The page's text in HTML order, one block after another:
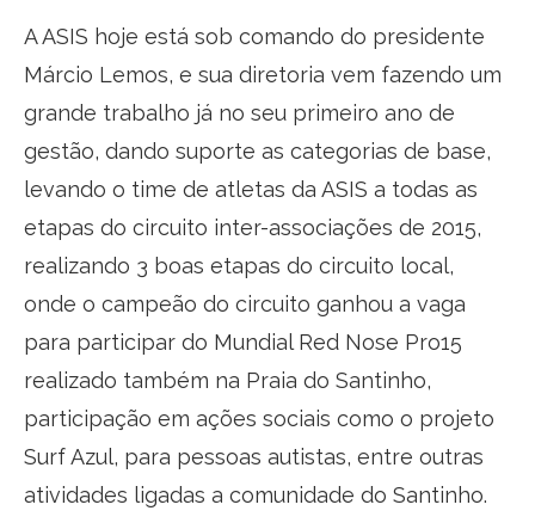
A ASIS hoje está sob comando do presidente
Márcio Lemos, e sua diretoria vem fazendo um
grande trabalho já no seu primeiro ano de
gestão, dando suporte as categorias de base,
levando o time de atletas da ASIS a todas as
etapas do circuito inter-associações de 2015,
realizando 3 boas etapas do circuito local,
onde o campeão do circuito ganhou a vaga
para participar do Mundial Red Nose Pro15
realizado também na Praia do Santinho,
participação em ações sociais como o projeto
Surf Azul, para pessoas autistas, entre outras
atividades ligadas a comunidade do Santinho.